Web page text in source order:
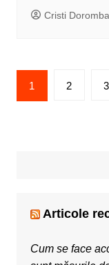
Cristi
Posts
pagination
1 2 3
Articole
Cum se face